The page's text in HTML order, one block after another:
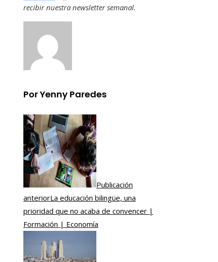
recibir nuestra newsletter semanal.
Por Yenny Paredes
Publicación
anteriorLa educación bilingüe, una
prioridad que no acaba de convencer |
Formación | Economía